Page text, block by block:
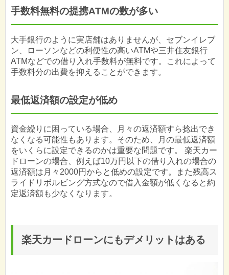
手数料無料の提携ATMの数が多い
大手銀行のように実店舗はありませんが、セブンイレブ
ン、ローソンなどの利便性の高いATMや三井住友銀行
ATMなどでの借り入れ手数料が無料です。これによって
手数料分の出費を抑えることができます。
最低返済額の設定が低め
資金繰りに困っている場合、月々の返済額すら捻出でき
なくなる可能性もあります。そのため、月の最低返済額
をいくらに設定できるのかは重要な問題です。 楽天カー
ドローンの場合、例えば10万円以下の借り入れの場合の
返済額は月々2000円からと低めの設定です。また残高ス
ライドリボルビング方式なので借入金額が低くなると約
定返済額も少なくなります。
楽天カードローンにもデメリットはある